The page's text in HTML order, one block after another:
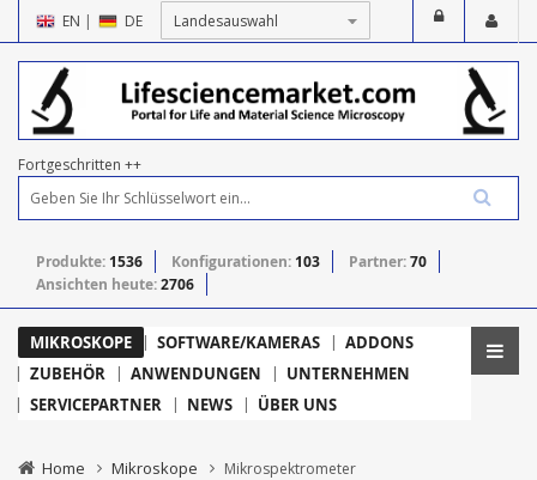
EN | DE
Fortgeschritten ++
Produkte: 1536 Konfigurationen: 103 Partner:70
Ansichten heute:2706
MIKROSKOPE SOFTWARE/KAMERAS
ADDONS
ZUBEHÖR
ANWENDUNGEN
UNTERNEHMEN
SERVICEPARTNER
NEWS ÜBER UNS
Home Mikroskope Mikrospektrometer